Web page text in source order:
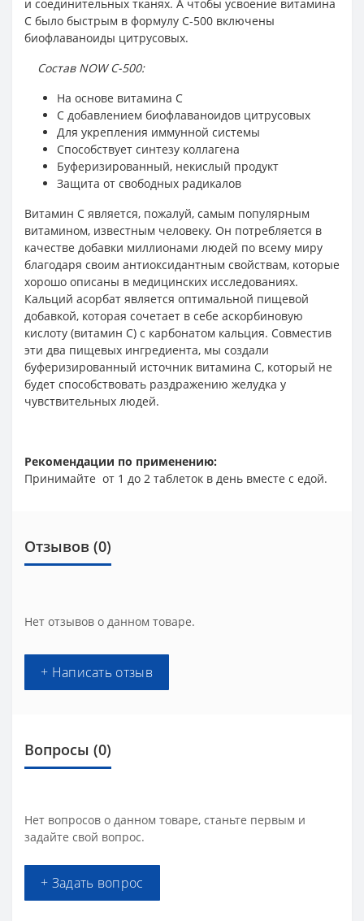
и соединительных тканях. А чтобы усвоение витамина
C было быстрым в формулу C-500 включены
биофлаваноиды цитрусовых.
Cостав NOW C-500:
На основе витамина C
С добавлением биофлаваноидов цитрусовых
Для укрепления иммунной системы
Способствует синтезу коллагена
Буферизированный, некислый продукт
Защита от свободных радикалов
Витамин С является, пожалуй, самым популярным
витамином, известным человеку. Он потребляется в
качестве добавки миллионами людей по всему миру
благодаря своим антиоксидантным свойствам, которые
хорошо описаны в медицинских исследованиях.
Кальций асорбат является оптимальной пищевой
добавкой, которая сочетает в себе аскорбиновую
кислоту (витамин С) с карбонатом кальция. Совместив
эти два пищевых ингредиента, мы создали
буферизированный источник витамина С, который не
будет способствовать раздражению желудка у
чувствительных людей.
Рекомендации по применению:
Принимайте от 1 до 2 таблеток в день вместе с едой.
Отзывов (0)
Нет отзывов о данном товаре.
+ Написать отзыв
Вопросы (0)
Нет вопросов о данном товаре, станьте первым и
задайте свой вопрос.
+ Задать вопрос